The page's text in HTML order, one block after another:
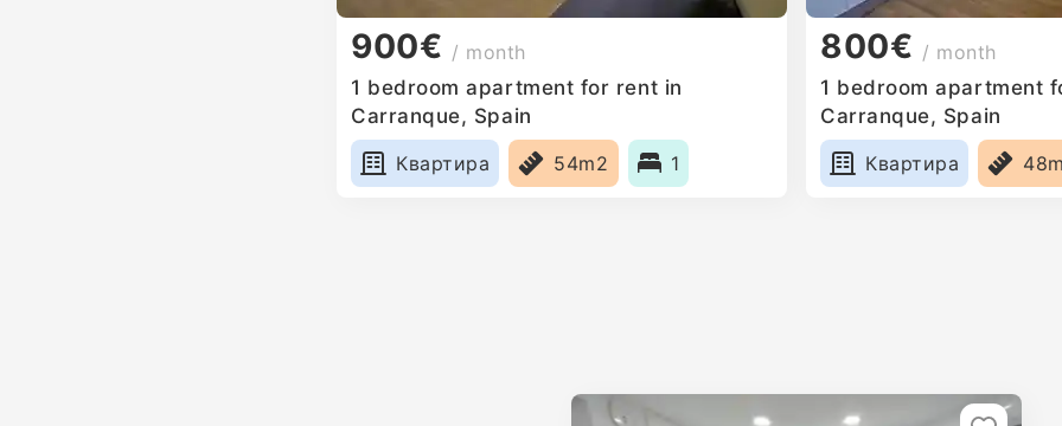
900€ / month
1 bedroom apartment for rent in
Carranque, Spain
Квартира
54m2 1
800€ / month
1 bedroom apartment
Carranque, Spain
Квартира